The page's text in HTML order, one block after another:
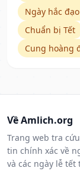
Ngày hắc
Chuẩn bị Tết
Cung hoàng
Về Amlich.org
Trang web tra
tin chính xác về
và các ngày lễ